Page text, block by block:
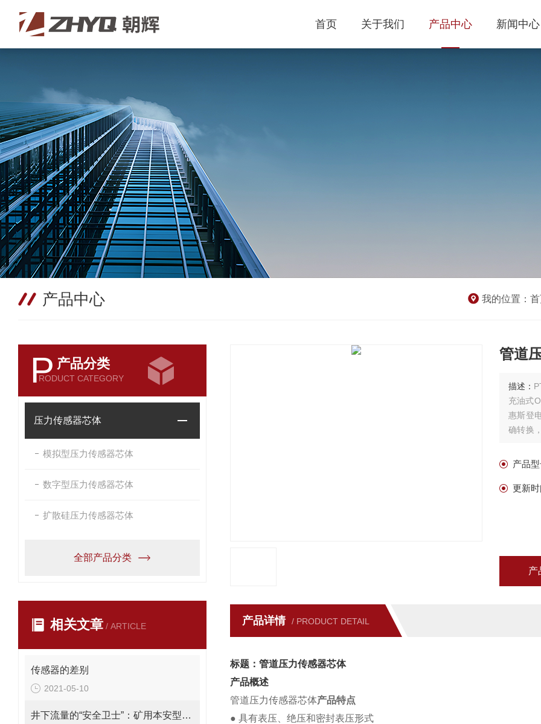
首页 关于我们 产品中心 新闻中心
产品中心 我的位置：
P 产品分类
RODUCT CATEGORY
压力传感器芯体
模拟型压力传感器芯体
数字型压力传感器芯体
扩散硅压力传感器芯体
全部产品分类
相关文章 / ARTICLE
传感器的差别
2021-05-10
井下流量的“安全卫士”：矿用本安型流量变送器，守护生产每一刻！
管道
描述：
充油式
惠斯登
确转换
化，应
产品型
更新时
产
产品详情 / PRODUCT DETAIL
标题：管道压力传感器芯体
产品概述
管道压力传感器芯体产品特点
● 具有表压、绝压和密封表压形式